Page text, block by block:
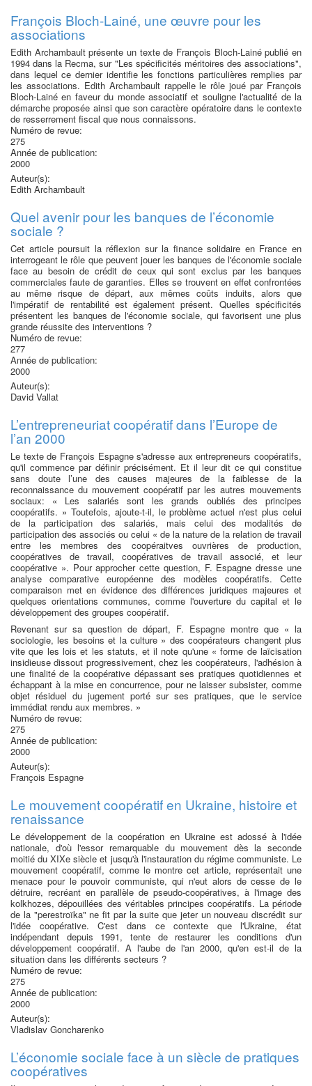
François Bloch-Lainé, une œuvre pour les
associations
Edith Archambault présente un texte de François Bloch-Lainé publié en
1994 dans la Recma, sur "Les spécificités méritoires des associations",
dans lequel ce dernier identifie les fonctions particulières remplies par
les associations. Edith Archambault rappelle le rôle joué par François
Bloch-Lainé en faveur du monde associatif et souligne l'actualité de la
démarche proposée ainsi que son caractère opératoire dans le contexte
de resserrement fiscal que nous connaissons.
Numéro de revue:
275
Année de publication:
2000
Auteur(s):
Edith Archambault
Quel avenir pour les banques de l’économie
sociale ?
Cet article poursuit la réflexion sur la finance solidaire en France en
interrogeant le rôle que peuvent jouer les banques de l'économie sociale
face au besoin de crédit de ceux qui sont exclus par les banques
commerciales faute de garanties. Elles se trouvent en effet confrontées
au même risque de départ, aux mêmes coûts induits, alors que
l'impératif de rentabilité est également présent. Quelles spécificités
présentent les banques de l'économie sociale, qui favorisent une plus
grande réussite des interventions ?
Numéro de revue:
277
Année de publication:
2000
Auteur(s):
David Vallat
L’entrepreneuriat coopératif dans l’Europe de
l’an 2000
Le texte de François Espagne s'adresse aux entrepreneurs coopératifs,
qu'il commence par définir précisément. Et il leur dit ce qui constitue
sans doute l’une des causes majeures de la faiblesse de la
reconnaissance du mouvement coopératif par les autres mouvements
sociaux: « Les salariés sont les grands oubliés des principes
coopératifs. » Toutefois, ajoute-t-il, le problème actuel n'est plus celui
de la participation des salariés, mais celui des modalités de
participation des associés ou celui « de la nature de la relation de travail
entre les membres des coopéraitves ouvrières de production,
coopératives de travail, coopératives de travail associé, et leur
coopérative ». Pour approcher cette question, F. Espagne dresse une
analyse comparative européenne des modèles coopératifs. Cette
comparaison met en évidence des différences juridiques majeures et
quelques orientations communes, comme l'ouverture du capital et le
développement des groupes coopératif.
Revenant sur sa question de départ, F. Espagne montre que « la
sociologie, les besoins et la culture » des coopérateurs changent plus
vite que les lois et les statuts, et il note qu'une « forme de laïcisation
insidieuse dissout progressivement, chez les coopérateurs, l'adhésion à
une finalité de la coopérative dépassant ses pratiques quotidiennes et
échappant à la mise en concurrence, pour ne laisser subsister, comme
objet résiduel du jugement porté sur ses pratiques, que le service
immédiat rendu aux membres. »
Numéro de revue:
275
Année de publication:
2000
Auteur(s):
François Espagne
Le mouvement coopératif en Ukraine, histoire et
renaissance
Le développement de la coopération en Ukraine est adossé à l'idée
nationale, d'où l'essor remarquable du mouvement dès la seconde
moitié du XIXe siècle et jusqu'à l'instauration du régime communiste. Le
mouvement coopératif, comme le montre cet article, représentait une
menace pour le pouvoir communiste, qui n'eut alors de cesse de le
détruire, recréant en parallèle de pseudo-coopératives, à l'image des
kolkhozes, dépouillées des véritables principes coopératifs. La période
de la "perestroïka" ne fit par la suite que jeter un nouveau discrédit sur
l'idée coopérative. C'est dans ce contexte que l'Ukraine, état
indépendant depuis 1991, tente de restaurer les conditions d'un
développement coopératif. A l'aube de l'an 2000, qu'en est-il de la
situation dans les différents secteurs ?
Numéro de revue:
275
Année de publication:
2000
Auteur(s):
Vladislav Goncharenko
L’économie sociale face à un siècle de pratiques
coopératives